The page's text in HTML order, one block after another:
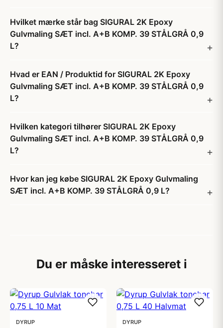
Hvilket mærke står bag SIGURAL 2K Epoxy
Gulvmaling SÆT incl. A+B KOMP. 39 STÅLGRÅ 0,9
L?
Hvad er EAN / Produktid for SIGURAL 2K Epoxy
Gulvmaling SÆT incl. A+B KOMP. 39 STÅLGRÅ 0,9
L?
Hvilken kategori tilhører SIGURAL 2K Epoxy
Gulvmaling SÆT incl. A+B KOMP. 39 STÅLGRÅ 0,9
L?
Hvor kan jeg købe SIGURAL 2K Epoxy Gulvmaling
SÆT incl. A+B KOMP. 39 STÅLGRÅ 0,9 L?
Du er måske interesseret i
DYRUP DYRUP